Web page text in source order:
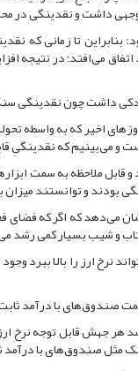
میلیارد دلار قرار گرفته بود که بیش از این نتوانست
بنابراین تا زمانی
می‌افتد؛ در نتیجه
اخیر که به واسطه
و می‌بینیم که نقدینگیِ
قابل ملاحظه به سمت
بودند و توانستند
می‌دهد که اگر که فضای
و شیب بسیار کمی رشد
نرخ ارز را بالا ببرد
صندوق‌های با درآمد
هر جهش قابل توجه نرخ
مثل صندوق‌های با